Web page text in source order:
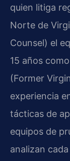
quien litiga
Norte de
Counsel) el
15 años
(Former
experiencia
tácticas de
equipos de
analizan